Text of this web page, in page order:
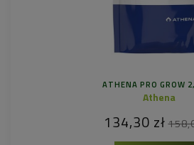
ATHENA PRO GROW
Athena
134,30 zł